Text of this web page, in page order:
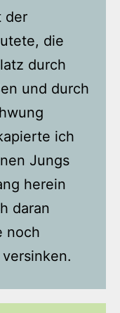
der
die
durch
und durch
ich
Jungs
herein
daran
noch